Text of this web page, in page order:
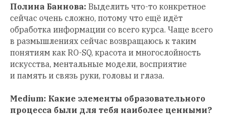
Полина Баннова: Выделить что-то конкретное
сейчас очень сложно, потому что ещё идёт
обработка информации со всего курса. Чаще всего
в размышлениях сейчас возвращаюсь к таким
понятиям как RO-SQ, красота и многослойность
искусства, ментальные модели, восприятие
и память и связь руки, головы и глаза.
Medium: Какие элементы образовательного
процесса были для тебя наиболее ценными?